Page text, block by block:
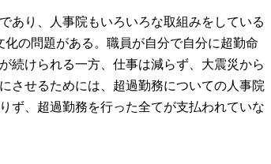
り、人事院もいろいろな取組みをしている
の問題がある。職員が自分で自分に超勤命
続けられる一方、仕事は減らず、大震災から
させるためには、超過勤務についての人事院
ず、超過勤務を行った全てが支払われていな